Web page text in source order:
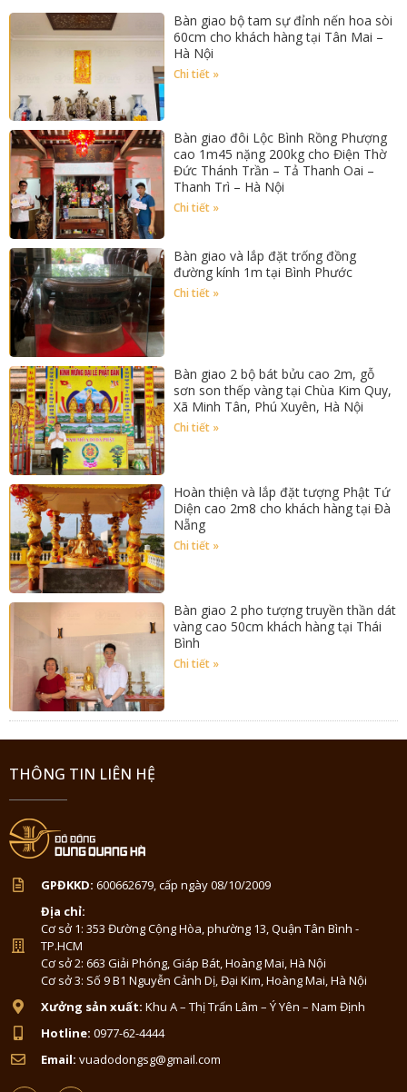
Bàn giao bộ tam sự đỉnh nến hoa sòi
60cm cho khách hàng tại Tân Mai –
Hà Nội
Chi tiết »
Bàn giao đôi Lộc Bình Rồng Phượng
cao 1m45 nặng 200kg cho Điện Thờ
Đức Thánh Trần – Tả Thanh Oai –
Thanh Trì – Hà Nội
Chi tiết »
Bàn giao và lắp đặt trống đồng
đường kính 1m tại Bình Phước
Chi tiết »
Bàn giao 2 bộ bát bửu cao 2m, gỗ
sơn son thếp vàng tại Chùa Kim Quy,
Xã Minh Tân, Phú Xuyên, Hà Nội
Chi tiết »
Hoàn thiện và lắp đặt tượng Phật Tứ
Diện cao 2m8 cho khách hàng tại Đà
Nẵng
Chi tiết »
Bàn giao 2 pho tượng truyền thần dát
vàng cao 50cm khách hàng tại Thái
Bình
Chi tiết »
THÔNG TIN LIÊN HỆ
GPĐKKD: 600662679, cấp ngày 08/10/2009
Địa chỉ:
Cơ sở 1: 353 Đường Cộng Hòa, phường 13, Quận Tân Bình -
TP.HCM
Cơ sở 2: 663 Giải Phóng, Giáp Bát, Hoàng Mai, Hà Nội
Cơ sở 3: Số 9 B1 Nguyễn Cảnh Dị, Đại Kim, Hoàng Mai, Hà Nội
Xưởng sản xuất: Khu A – Thị Trấn Lâm – Ý Yên – Nam Định
Hotline: 0977-62-4444
Email: vuadodongsg@gmail.com